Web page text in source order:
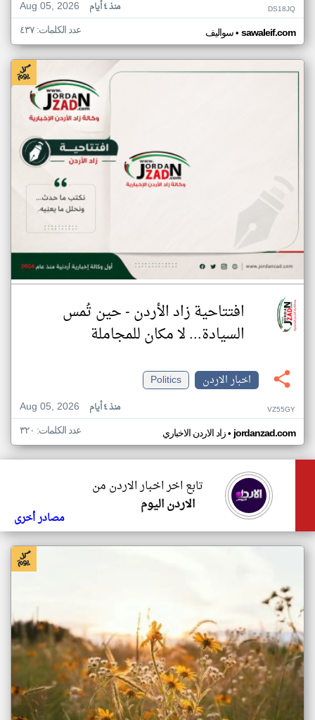
Aug 05, 2026 منذ ٤ أيام DS18JQ
سواليف• sawaleif.com عدد الكلمات: ٤٣٧
افتتاحية زاد الأردن - حين تُمس
السيادة... لا مكان للمجاملة
اخبار الاردن
Politics
Aug 05, 2026
منذ ٤ أيام VZ55GY
زاد الاردن الاخباري•jordanzad.com عدد الكلمات: ٣٢٠
تابع اخر اخبار الاردن من
الاردن اليوم
مصادر أخرى